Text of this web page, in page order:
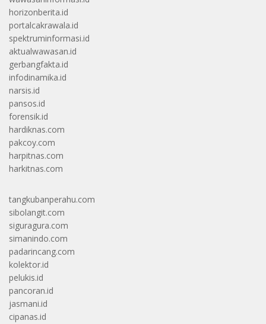
horizonberita.id
portalcakrawala.id
spektruminformasi.id
aktualwawasan.id
gerbangfakta.id
infodinamika.id
narsis.id
pansos.id
forensik.id
hardiknas.com
pakcoy.com
harpitnas.com
harkitnas.com
tangkubanperahu.com
sibolangit.com
siguragura.com
simanindo.com
padarincang.com
kolektor.id
pelukis.id
pancoran.id
jasmani.id
cipanas.id